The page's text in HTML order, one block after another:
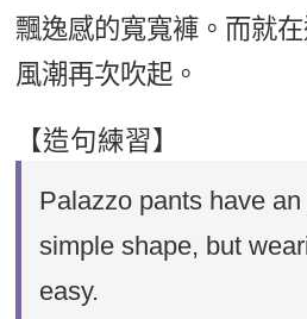
飄逸感的寬寬褲。而就
風潮再次吹起。
【造句練習】
Palazzo pants have
simple shape, but
easy.